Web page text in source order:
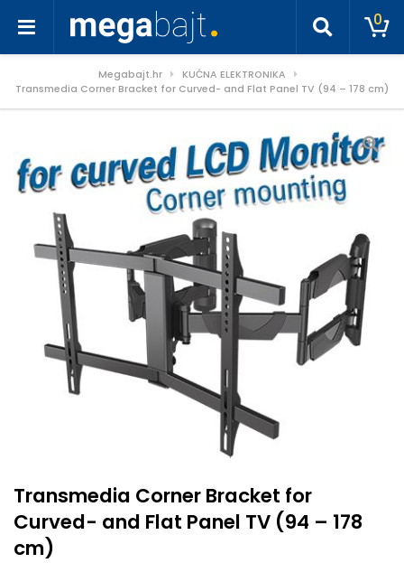
0
Megabajt.hr
KUĆNA ELEKTRONIKA
Transmedia Corner Bracket for Curved- and Flat Panel TV (94 – 178 cm)
Transmedia Corner Bracket for
Curved- and Flat Panel TV (94 – 178
cm)